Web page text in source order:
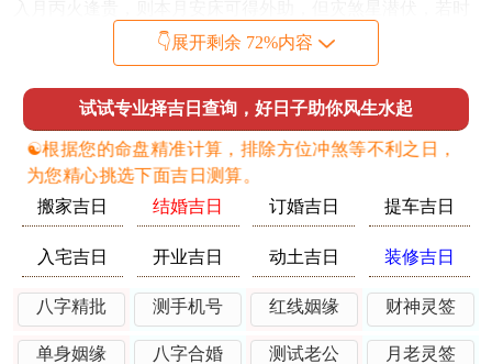
辰择错，则贵人无力，五行生克中火旺伤金，金为肺脏与筋
骨，容易有健康隐忧；火炎土燥，土为脾胃，则消化之疾暗
生。
故吉日需金水调与。如日柱壬癸水或庚辛金，配以丑辰湿
土，则火土得润，凶煞退避。及至具体日辰，须察每日神
煞，如驿马主动荡，若安床逢之，则易有迁徙之象；福德主
安宁，若得之，则床第温馨；辩证来讲刑冲未必全凶，若命
主八字喜火土，则午未相合反为吉应；然若忌火，则虽黄道
亦须避。
👇展开剩余 72%内容
试试专业择吉日查询，好日子助你风生水起
☯️根据您的命盘精准计算，排除方位冲煞等不利之日，
为您精心挑选下面吉日测算。
搬家吉日 结婚吉日 订婚吉日 提车吉日
入宅吉日 开业吉日 动土吉日 装修吉日
八字精批 测手机号 红线姻缘 财神灵签
单身姻缘 八字合婚 测试老公 月老灵签